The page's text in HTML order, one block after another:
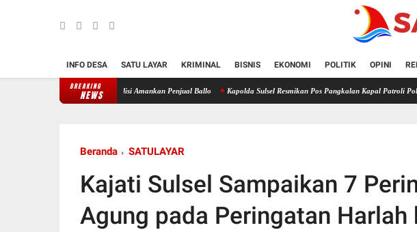
INFO DESA SATU LAYAR KRIMINAL BISNIS EKONOMI POLITIK OPINI
BREAKING
NEWS
Polisi Amankan Penjual Ballo Kapolda Sulsel Resmikan Pos Pangkalan Kapal Patroli Polairud di
Beranda SATULAYAR
Kajati Sulsel Sampaikan 7
Agung pada Peringatan Harlah